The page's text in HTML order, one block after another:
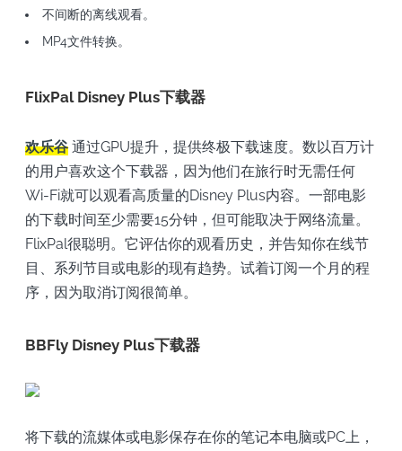
不间断的离线观看。
MP4文件转换。
FlixPal Disney Plus下载器
欢乐谷通过GPU提升，提供终极下载速度。数以百万计
的用户喜欢这个下载器，因为他们在旅行时无需任何
Wi-Fi就可以观看高质量的Disney Plus内容。一部电影
的下载时间至少需要15分钟，但可能取决于网络流量。
FlixPal很聪明。它评估你的观看历史，并告知你在线节
目、系列节目或电影的现有趋势。试着订阅一个月的程
序，因为取消订阅很简单。
BBFly Disney Plus下载器
将下载的流媒体或电影保存在你的笔记本电脑或PC上，